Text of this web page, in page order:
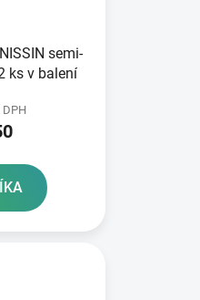
semi-
ks v balení
DPH